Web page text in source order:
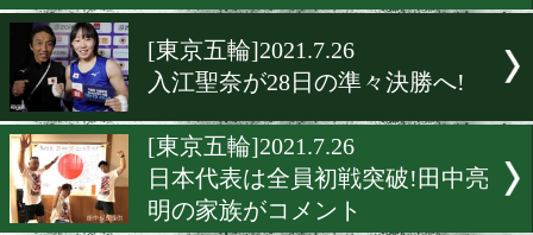
[東京五輪]2021.7.29
日本代表の森脇唯人が2回
退
[東京五輪]2021.7.28